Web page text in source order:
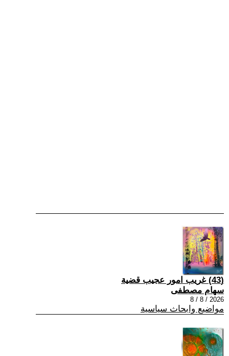
(43) غريب امور عجيب قضية
سهام مصطفى
2026 / 8 / 8
مواضيع وابحاث سياسية